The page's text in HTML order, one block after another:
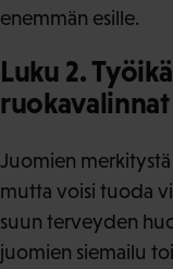
enemmän esille.
Luku 2.
ruokavalinnat
Juomien
mutta voisi tuoda
suun terveyden
juomien siemailu